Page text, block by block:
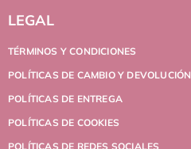
LEGAL
TÉRMINOS Y CONDICIONES
POLÍTICAS DE CAMBIO Y DEVOLUCIÓN
POLÍTICAS DE ENTREGA
POLÍTICAS DE COOKIES
POLÍTICAS DE REDES SOCIALES